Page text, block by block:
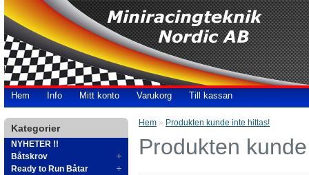
Hem Info Mitt konto Varukorg Till kassan
Kategorier
NYHETER !!
Båtskrov
Ready to Run Båtar
Hem » Produkten kunde inte hittas!
Produkten